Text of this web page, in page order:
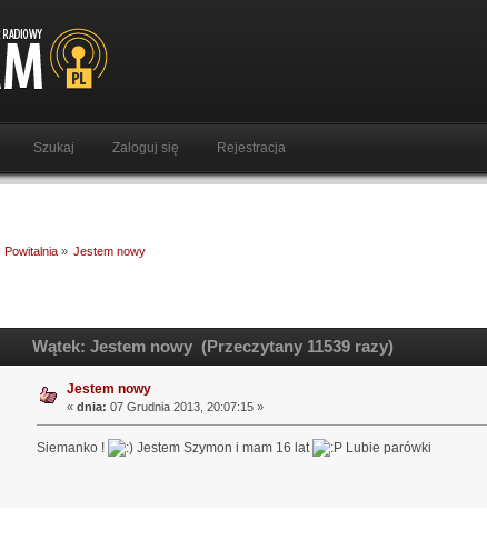
Szukaj Zaloguj się Rejestracja
Powitalnia» Jestem nowy
Wątek: Jestem nowy (Przeczytany 11539 razy)
Jestem nowy
« dnia: 07 Grudnia 2013, 20:07:15 »
Siemanko ! Jestem Szymon i mam 16 lat Lubie parówki